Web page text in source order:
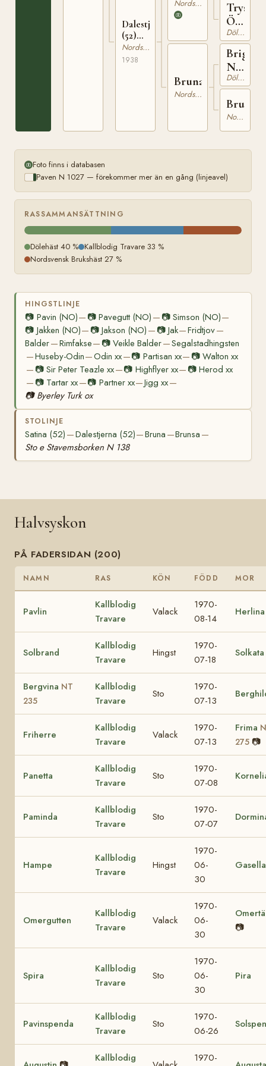
Dalestjerna
(52)
8892Nordsvensk Brukshäst
1938
736
Nordsvensk Brukshäst
Bruna
Nordsvensk Brukshäst
Ö
301Dölehäst
Brig
N
521Dölehäst
Brunsa
Nordsvensk Brukshäst
Foto finns i databasen
Paven N 1027 — förekommer mer än en gång (linjeavel)
RASSAMMANSÄTTNING
Dölehäst 40 % Kallblodig Travare 33 %
Nordsvensk Brukshäst 27 %
HINGSTLINJE
📷 Pavin (NO)— 📷Pavegutt (NO) — 📷 Simson (NO)—
📷 Jakken (NO)— 📷Jakson (NO) — 📷Jak—Fridtjov—
Balder—Rimfakse— 📷Veikle Balder—Segalstadhingsten
—Huseby-Odin—Odin xx—📷 Partisan xx— 📷Walton xx
— 📷Sir Peter Teazle xx—📷 Highflyer xx— 📷Herod xx
— 📷 Tartar xx—📷 Partner xx—Jigg xx—
📷 Byerley Turk ox
STOLINJE
Satina (52) —Dalestjerna (52)—Bruna —Brunsa —
Sto e Stavemsborken N 138
Halvsyskon
PÅ FADERSIDAN (200)
NAMN RAS KÖN FÖDD MOR
Pavlin
Kallblodig
Travare
Valack
1970-
08-14
Herlina
Solbrand
Kallblodig
Travare
Hingst
1970-
07-18
Solkata
Bergvina NT
235
Kallblodig
Travare
Sto
1970-
07-13
Friherre
Kallblodig
Travare
Valack
1970-
07-13
Frima
275 📷
Panetta
Kallblodig
Travare
Sto
1970-
07-08
Paminda
Kallblodig
Travare
Sto
1970-
07-07
Hampe
Kallblodig
Travare
Hingst
1970-
06-
30
Gasella
Omergutten
Kallblodig
Travare
Valack
1970-
06-
30
📷
Spira
Kallblodig
Travare
Sto
1970-
06-
30
Pira
Pavinspenda
Kallblodig
Travare
Sto
1970-
06-26
Kallblodig
1970-